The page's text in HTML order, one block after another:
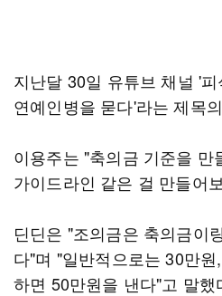
지난달 30일 유튜브 채널 '
연예인병을 묻다'라는 제목
이용주는 "축의금 기준을 만
가이드라인 같은 걸 만들어
딘딘은 "조의금은 축의금이
다"며 "일반적으로는 30만
하면 50만원을 낸다"고 말했